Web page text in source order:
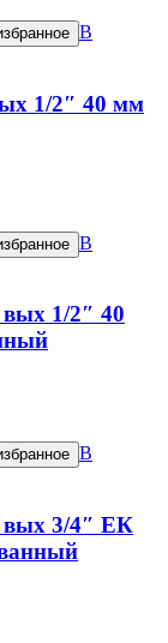
В
1/2″ 40 мм
В
1/2″ 40
В
вых 3/4″ ЕК